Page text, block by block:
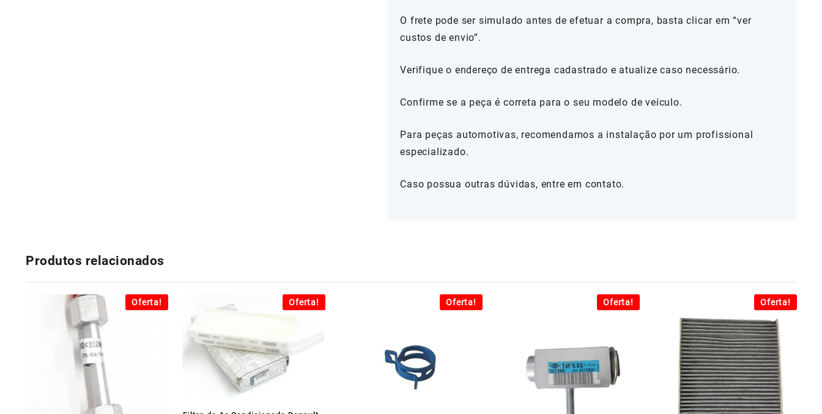
O frete pode ser simulado antes de efetuar a compra, basta clicar em “ver
custos de envio”.
Verifique o endereço de entrega cadastrado e atualize caso necessário.
Confirme se a peça é correta para o seu modelo de veículo.
Para peças automotivas, recomendamos a instalação por um profissional
especializado.
Caso possua outras dúvidas, entre em contato.
Produtos relacionados
Oferta! Oferta! Oferta! Oferta! Oferta!